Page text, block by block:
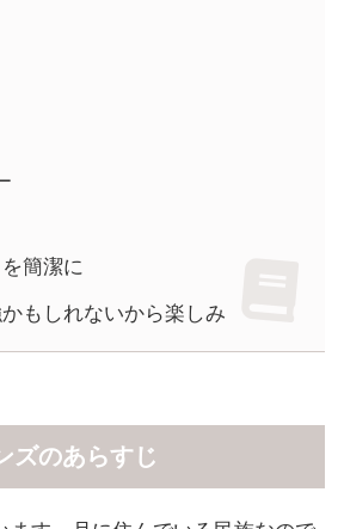
簡潔に
もしれないから楽しみ
ズのあらすじ